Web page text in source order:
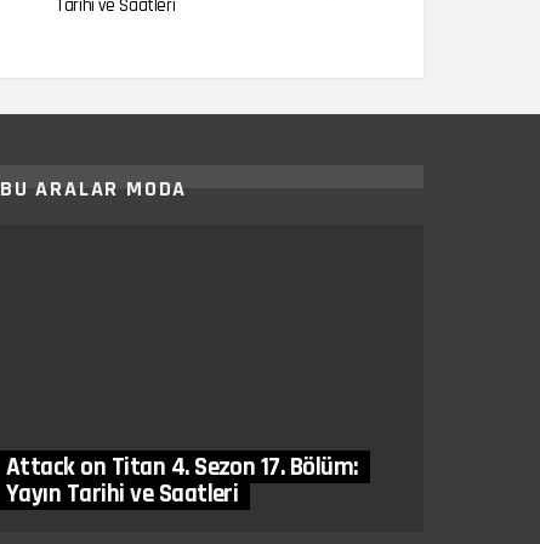
Tarihi ve Saatleri
BU ARALAR MODA
Attack on Titan 4. Sezon 17. Bölüm:
Yayın Tarihi ve Saatleri